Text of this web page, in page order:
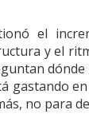
el
y el
gastando
no para